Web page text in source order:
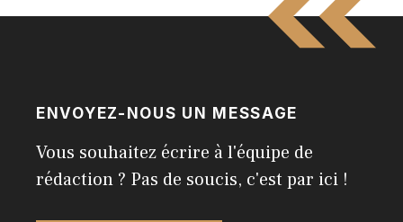
ENVOYEZ-NOUS UN MESSAGE
Vous souhaitez écrire à l'équipe de
rédaction ? Pas de soucis, c'est par ici !